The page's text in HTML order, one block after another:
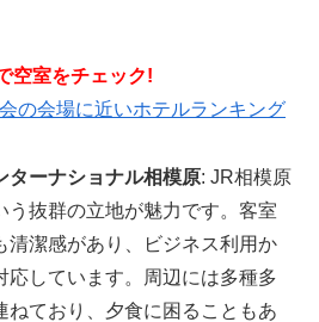
空室をチェック!
の会場に近いホテルランキング
ターナショナル相模原: JR相模原
う抜群の立地が魅力です。客室
清潔感があり、ビジネス利用か
応しています。周辺には多種多
ねており、夕食に困ることもあ